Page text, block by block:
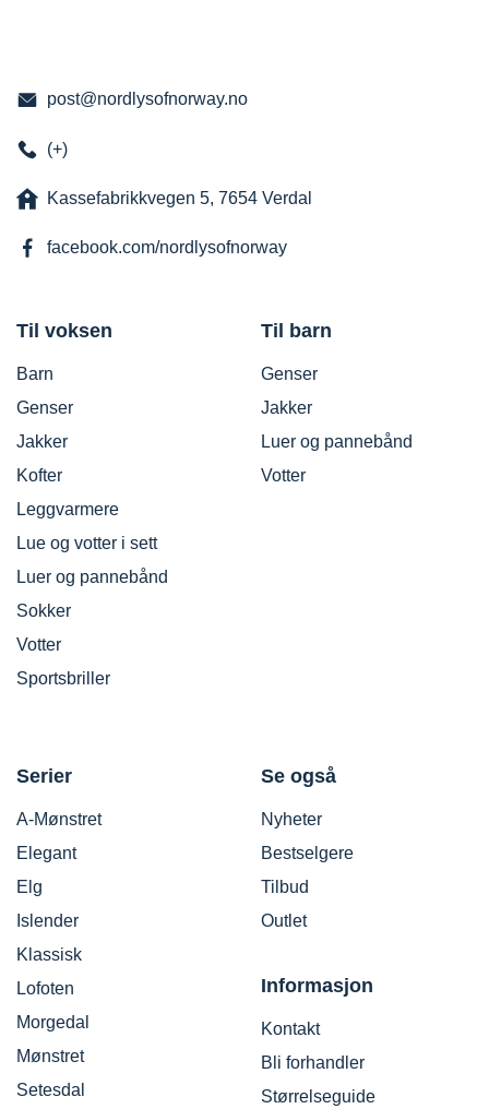
post@nordlysofnorway.no
(+)
Kassefabrikkvegen 5, 7654 Verdal
facebook.com/nordlysofnorway
Til voksen
Barn
Genser
Jakker
Kofter
Leggvarmere
Lue og votter i sett
Luer og pannebånd
Sokker
Votter
Sportsbriller
Til barn
Genser
Jakker
Luer og pannebånd
Votter
Serier
A-Mønstret
Elegant
Elg
Islender
Klassisk
Lofoten
Morgedal
Mønstret
Setesdal
Se også
Nyheter
Bestselgere
Tilbud
Outlet
Informasjon
Kontakt
Bli forhandler
Størrelseguide